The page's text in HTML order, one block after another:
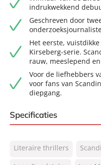
indrukwekkend
Geschreven door
Het eerste,
Kirseberg-serie.
rauw, meeslepend
Voor de liefhebbers
voor fans van
diepgang.
Specificaties
NUR:
305
Literaire thrillers